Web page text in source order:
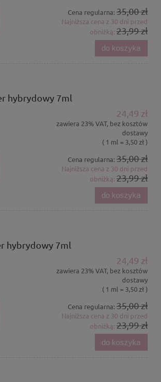
Cena regularna: 35,00 zł
Najniższa cena z 30 dni przed
obniżką: 23,99 zł
do koszyka
hybrydowy 7ml
24,49 zł
zawiera 23% VAT, bez kosztów
dostawy
( 1 ml = 3,50 zł )
Cena regularna: 35,00 zł
Najniższa cena z 30 dni przed
obniżką: 23,99 zł
do koszyka
hybrydowy 7ml
24,49 zł
zawiera 23% VAT, bez kosztów
dostawy
( 1 ml = 3,50 zł )
Cena regularna: 35,00 zł
Najniższa cena z 30 dni przed
obniżką: 23,99 zł
do koszyka